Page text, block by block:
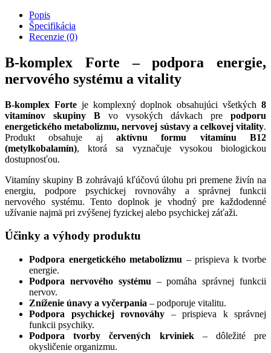
Popis
Špecifikácia
Recenzie (0)
B-komplex Forte – podpora energie,
nervového systému a vitality
B-komplex Forteje komplexný doplnok obsahujúci všetkých8
vitamínov skupiny B vo vysokých dávkach pre podporu
energetického metabolizmu, nervovej sústavy a celkovej vitality.
Produkt obsahuje aj aktívnu formu vitamínu B12
(metylkobalamín), ktorá sa vyznačuje vysokou biologickou
dostupnosťou.
Vitamíny skupiny B zohrávajú kľúčovú úlohu pri premene živín na
energiu, podpore psychickej rovnováhy a správnej funkcii
nervového systému. Tento doplnok je vhodný pre každodenné
užívanie najmä pri zvýšenej fyzickej alebo psychickej záťaži.
Účinky a výhody produktu
Podpora energetického metabolizmu – prispieva k tvorbe
energie.
Podpora nervového systému – pomáha správnej funkcii
nervov.
Zníženie únavy a vyčerpania – podporuje vitalitu.
Podpora psychickej rovnováhy – prispieva k správnej
funkcii psychiky.
Podpora tvorby červených krviniek– dôležité pre
okysličenie organizmu.